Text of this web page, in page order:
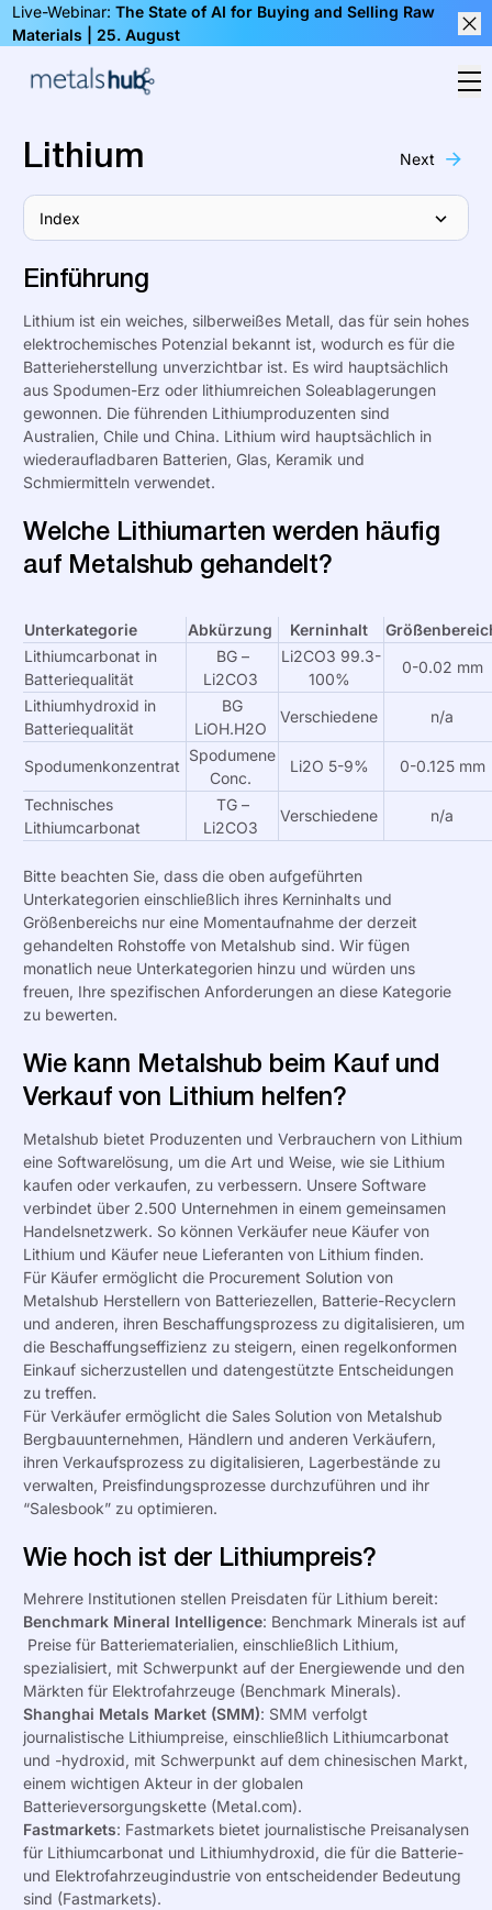
Live-Webinar: The State of AI for Buying and Selling Raw
Materials | 25. August
Lithium Next
Index
Einführung
Lithium ist ein weiches, silberweißes Metall, das für sein hohes
elektrochemisches Potenzial bekannt ist, wodurch es für die
Batterieherstellung unverzichtbar ist. Es wird hauptsächlich
aus Spodumen-Erz oder lithiumreichen Soleablagerungen
gewonnen. Die führenden Lithiumproduzenten sind
Australien, Chile und China. Lithium wird hauptsächlich in
wiederaufladbaren Batterien, Glas, Keramik und
Schmiermitteln verwendet.
Welche Lithiumarten werden häufig
auf Metalshub gehandelt?
Unterkategorie Abkürzung Kerninhalt
Lithiumcarbonat in
Batteriequalität
BG –
Li2CO3
Li2CO3 99.3-
100%
0-0.02 mm
Lithiumhydroxid in
Batteriequalität
BG
LiOH.H2O
Verschiedene n/a
Spodumenkonzentrat
Spodumene
Conc.
Li2O 5-9% 0-0.125 mm
Technisches
Lithiumcarbonat
TG –
Li2CO3
Verschiedene n/a
Bitte beachten Sie, dass die oben aufgeführten
Unterkategorien einschließlich ihres Kerninhalts und
Größenbereichs nur eine Momentaufnahme der derzeit
gehandelten Rohstoffe von Metalshub sind. Wir fügen
monatlich neue Unterkategorien hinzu und würden uns
freuen, Ihre spezifischen Anforderungen an diese Kategorie
zu bewerten.
Wie kann Metalshub beim Kauf und
Verkauf von Lithium helfen?
Metalshub bietet Produzenten und Verbrauchern von Lithium
eine Softwarelösung, um die Art und Weise, wie sie Lithium
kaufen oder verkaufen, zu verbessern. Unsere Software
verbindet über 2.500 Unternehmen in einem gemeinsamen
Handelsnetzwerk. So können Verkäufer neue Käufer von
Lithium und Käufer neue Lieferanten von Lithium finden.
Für Käufer ermöglicht die Procurement Solution von
Metalshub Herstellern von Batteriezellen, Batterie-Recyclern
und anderen, ihren Beschaffungsprozess zu digitalisieren, um
die Beschaffungseffizienz zu steigern, einen regelkonformen
Einkauf sicherzustellen und datengestützte Entscheidungen
zu treffen.
Für Verkäufer ermöglicht die Sales Solution von Metalshub
Bergbauunternehmen, Händlern und anderen Verkäufern,
ihren Verkaufsprozess zu digitalisieren, Lagerbestände zu
verwalten, Preisfindungsprozesse durchzuführen und ihr
“Salesbook” zu optimieren.
Wie hoch ist der Lithiumpreis?
Mehrere Institutionen stellen Preisdaten für Lithium bereit:
Benchmark Mineral Intelligence: Benchmark Minerals ist auf
Preise für Batteriematerialien, einschließlich Lithium,
spezialisiert, mit Schwerpunkt auf der Energiewende und den
Märkten für Elektrofahrzeuge (Benchmark Minerals).
Shanghai Metals Market (SMM): SMM verfolgt
journalistische Lithiumpreise, einschließlich Lithiumcarbonat
und -hydroxid, mit Schwerpunkt auf dem chinesischen Markt,
einem wichtigen Akteur in der globalen
Batterieversorgungskette (Metal.com).
Fastmarkets: Fastmarkets bietet journalistische Preisanalysen
für Lithiumcarbonat und Lithiumhydroxid, die für die Batterie-
und Elektrofahrzeugindustrie von entscheidender Bedeutung
sind (Fastmarkets).